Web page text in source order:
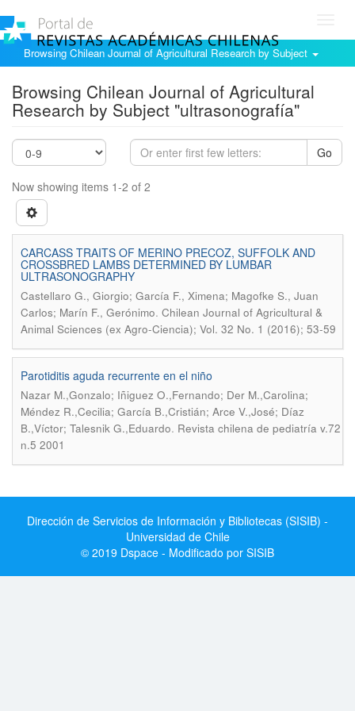
Browsing Chilean Journal of Agricultural Research by Subject
Browsing Chilean Journal of Agricultural
Research by Subject "ultrasonografía"
Go
Now showing items 1-2 of 2
CARCASS TRAITS OF MERINO PRECOZ, SUFFOLK AND
CROSSBRED LAMBS DETERMINED BY LUMBAR
ULTRASONOGRAPHY
Castellaro G., Giorgio; García F., Ximena; Magofke S., Juan
Carlos; Marín F., Gerónimo. Chilean Journal of Agricultural &
Animal Sciences (ex Agro-Ciencia); Vol. 32 No. 1 (2016); 53-59
Parotiditis aguda recurrente en el niño
Nazar M.,Gonzalo; Iñiguez O.,Fernando; Der M.,Carolina;
Méndez R.,Cecilia; García B.,Cristián; Arce V.,José; Díaz
B.,Víctor; Talesnik G.,Eduardo. Revista chilena de pediatría v.72
n.5 2001
Dirección de Servicios de Información y Bibliotecas (SISIB) -
Universidad de Chile
© 2019 Dspace - Modificado por SISIB